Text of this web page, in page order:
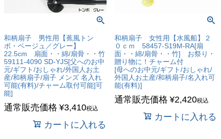
和柄扇子 男性用【蕉風トン
ボ・ベージュ／グレー】
22.5cm 扇面・・綿/扇骨・・竹
59111-4090 SD-YJS[父へのお中
元/ギフト/おしゃれ/外国人お土
産/和柄扇子/扇子 メンズ 名入れ
可能(有料)/チャーム取付可能]可
能]
通常販売価格 ¥3,410税込
カートに入れる
和柄扇子 女性用【水風船】２
０ｃｍ 58457-S19M-RA[扇
面・・綿/扇骨・・竹] お祭り・
贈り物に！チャーム付
[母へのお中元/ギフト/おしゃれ/
外国人お土産/和柄扇子/名入れ可
能(有料)]
通常販売価格 ¥2,420税込
カートに入れる